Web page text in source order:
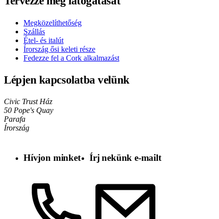
Megközelíthetőség
Szállás
Étel- és italút
Írország ősi keleti része
Fedezze fel a Cork alkalmazást
Lépjen kapcsolatba velünk
Civic Trust Ház
50 Pope's Quay
Parafa
Írország
Hívjon minket Írj nekünk e-mailt